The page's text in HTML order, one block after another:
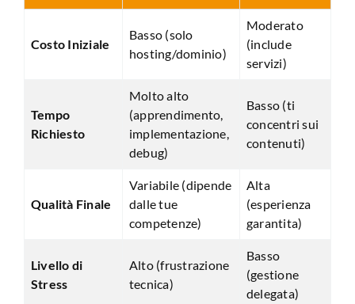
Costo Iniziale
Basso (solo
hosting/dominio)
Moderato
(include
servizi)
Tempo
Richiesto
Molto alto
(apprendimento,
implementazione,
debug)
Basso (ti
concentri sui
contenuti)
Qualità Finale
Variabile (dipende
dalle tue
competenze)
Alta
(esperienza
garantita)
Livello di
Stress
Alto (frustrazione
tecnica)
Basso
(gestione
delegata)